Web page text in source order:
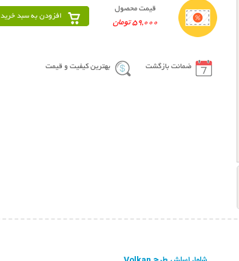
قیمت محصول
59,000 تومان
افزودن به سبد خرید
ضمانت بازگشت بهترین کیفیت و قیمت